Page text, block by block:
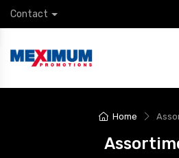
Contact
Home